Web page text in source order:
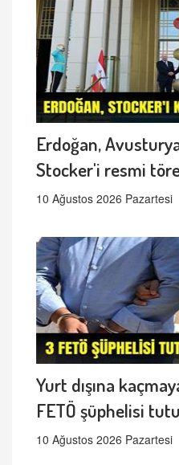
Erdoğan,
Stocker'i resmi
10 Ağustos 2026 Pazartesi
Yurt dışına
FETÖ şüphelisi
10 Ağustos 2026 Pazartesi